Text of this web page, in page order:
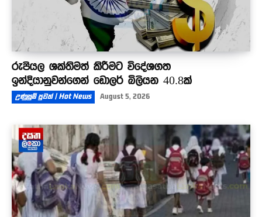
රුපියල ශක්තිමත් කිරීමට විදේශගත
ඉන්දියානුවන්ගෙන් ඩොලර් බිලියන 40.8ක්
උණුසුම් පුවත් | Hot News August 5, 2026